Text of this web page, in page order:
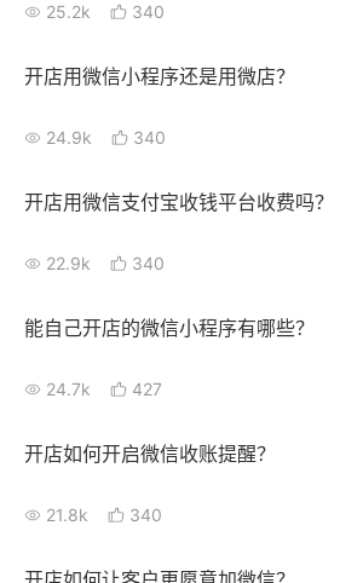
入驻有赞 认证代理商
认证服务商
有赞云 数据通服务
25.2k 340
开店用微信小程序还是用微店？
24.9k 340
开店用微信支付宝收钱平台收费吗？
22.9k 340
能自己开店的微信小程序有哪些？
24.7k 427
开店如何开启微信收账提醒？
21.8k 340